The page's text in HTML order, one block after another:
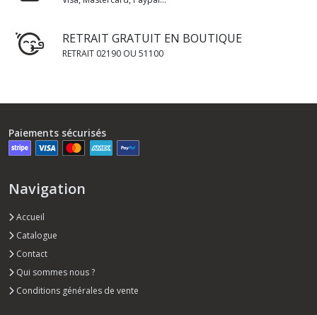
RETRAIT GRATUIT EN BOUTIQUE
RETRAIT 02190 OU 51100
Paiements sécurisés
Navigation
Accueil
Catalogue
Contact
Qui sommes nous ?
Conditions générales de vente